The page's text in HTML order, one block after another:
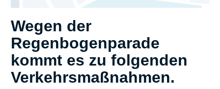
Wegen der
Regenbogenparade
kommt es zu folgenden
Verkehrsmaßnahmen.